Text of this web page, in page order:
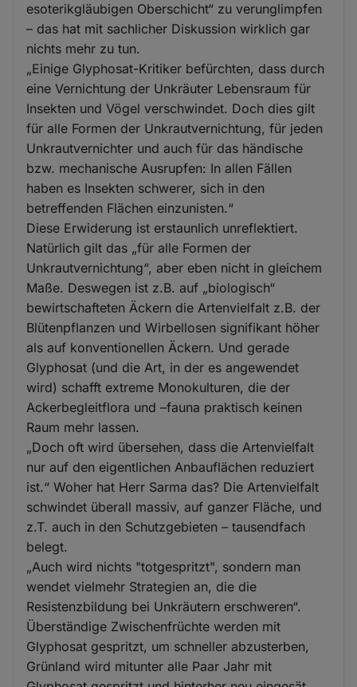
esoterikgläubigen Oberschicht“ zu verunglimpfen
– das hat mit sachlicher Diskussion wirklich gar
nichts mehr zu tun.
„Einige Glyphosat-Kritiker befürchten, dass durch
eine Vernichtung der Unkräuter Lebensraum für
Insekten und Vögel verschwindet. Doch dies gilt
für alle Formen der Unkrautvernichtung, für jeden
Unkrautvernichter und auch für das händische
bzw. mechanische Ausrupfen: In allen Fällen
haben es Insekten schwerer, sich in den
betreffenden Flächen einzunisten.“
Diese Erwiderung ist erstaunlich unreflektiert.
Natürlich gilt das „für alle Formen der
Unkrautvernichtung“, aber eben nicht in gleichem
Maße. Deswegen ist z.B. auf „biologisch“
bewirtschafteten Äckern die Artenvielfalt z.B. der
Blütenpflanzen und Wirbellosen signifikant höher
als auf konventionellen Äckern. Und gerade
Glyphosat (und die Art, in der es angewendet
wird) schafft extreme Monokulturen, die der
Ackerbegleitflora und –fauna praktisch keinen
Raum mehr lassen.
„Doch oft wird übersehen, dass die Artenvielfalt
nur auf den eigentlichen Anbauflächen reduziert
ist.“ Woher hat Herr Sarma das? Die Artenvielfalt
schwindet überall massiv, auf ganzer Fläche, und
z.T. auch in den Schutzgebieten – tausendfach
belegt.
„Auch wird nichts "totgespritzt", sondern man
wendet vielmehr Strategien an, die die
Resistenzbildung bei Unkräutern erschweren“.
Überständige Zwischenfrüchte werden mit
Glyphosat gespritzt, um schneller abzusterben,
Grünland wird mitunter alle Paar Jahr mit